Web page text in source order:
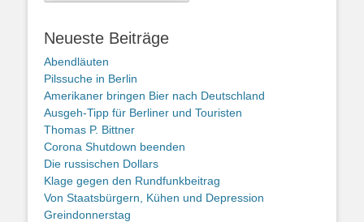
Neueste Beiträge
Abendläuten
Pilssuche in Berlin
Amerikaner bringen Bier nach Deutschland
Ausgeh-Tipp für Berliner und Touristen
Thomas P. Bittner
Corona Shutdown beenden
Die russischen Dollars
Klage gegen den Rundfunkbeitrag
Von Staatsbürgern, Kühen und Depression
Greindonnerstag